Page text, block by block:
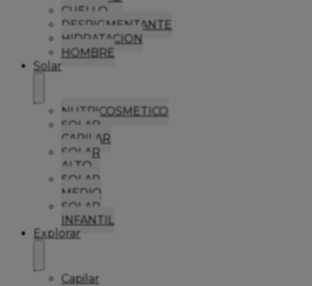
CUELLO
DESPIGMENTANTE
HIDRATACION
HOMBRE
Solar
NUTRICOSMETICO
SOLAR
CAPILAR
SOLAR
ALTO
SOLAR
MEDIO
SOLAR
INFANTIL
Explorar
Capilar